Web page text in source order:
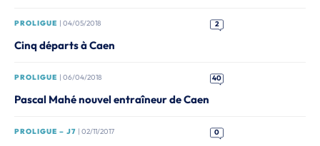
PROLIGUE | 04/05/2018 2
Cinq départs à Caen
PROLIGUE | 06/04/2018 40
Pascal Mahé nouvel entraîneur de Caen
PROLIGUE – J7 | 02/11/2017 0